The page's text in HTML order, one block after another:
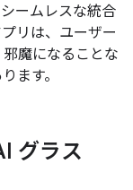
ームレスな統合
リは、ユーザー
魔になることな
ます。
グラス